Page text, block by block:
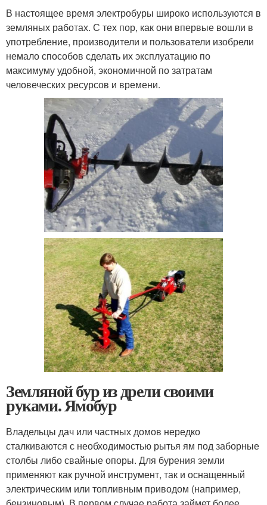
В настоящее время электробуры широко используются в
земляных работах. С тех пор, как они впервые вошли в
употребление, производители и пользователи изобрели
немало способов сделать их эксплуатацию по
максимуму удобной, экономичной по затратам
человеческих ресурсов и времени.
Земляной бур из дрели своими
руками. Ямобур
Владельцы дач или частных домов нередко
сталкиваются с необходимостью рытья ям под заборные
столбы либо свайные опоры. Для бурения земли
применяют как ручной инструмент, так и оснащенный
электрическим или топливным приводом (например,